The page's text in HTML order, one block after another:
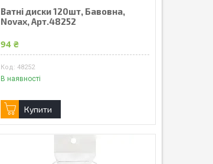
Ватні диски 120шт, Бавовна,
Novax, Арт.48252
94 ₴
48252
В наявності
Купити